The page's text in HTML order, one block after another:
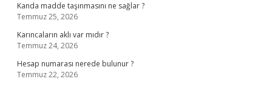
Kanda madde taşınmasını ne sağlar ?
Temmuz 25, 2026
Karıncaların aklı var mıdır ?
Temmuz 24, 2026
Hesap numarası nerede bulunur ?
Temmuz 22, 2026